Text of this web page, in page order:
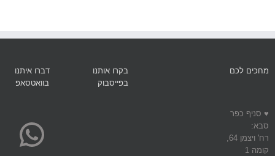
מחכים לכם
♥ סניף כפר
סבא:
רח' ויצמן 64,
קומה 1
בקרו אותנו
בפייסבוק
דברו איתנו
בוואטסאפ